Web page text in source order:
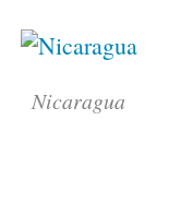
Nicaragua